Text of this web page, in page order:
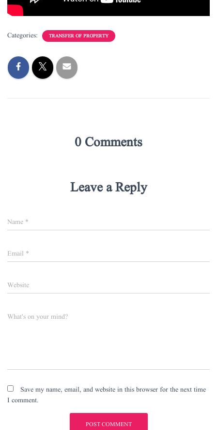
Categories: TRANSFER OF PROPERTY
0 Comments
Leave a Reply
Name *
Email *
Website
What's on your mind?
Save my name, email, and website in this browser for the next time
I comment.